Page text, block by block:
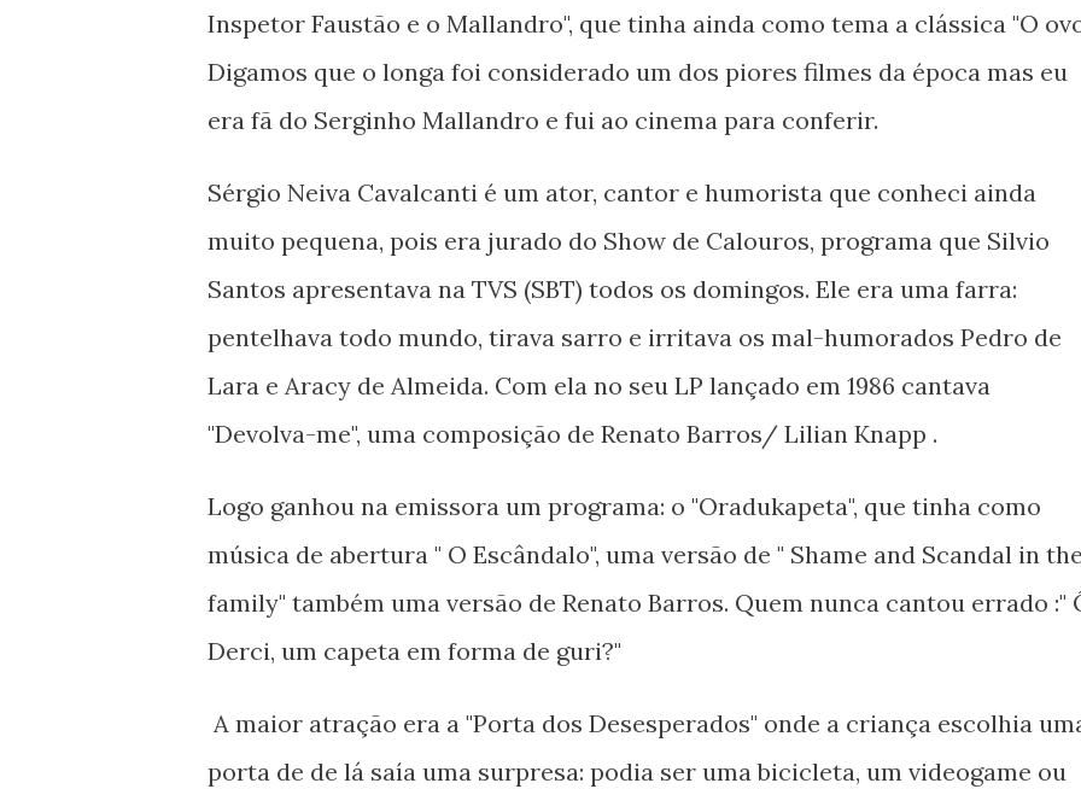
Inspetor Faustão e o Mallandro", que tinha ainda como tema a clássica "O
Digamos que o longa foi considerado um dos piores filmes da época mas eu
era fã do Serginho Mallandro e fui ao cinema para conferir.
Sérgio Neiva Cavalcanti é um ator, cantor e humorista que conheci ainda
muito pequena, pois era jurado do Show de Calouros, programa que Silvio
Santos apresentava na TVS (SBT) todos os domingos. Ele era uma farra:
pentelhava todo mundo, tirava sarro e irritava os mal-humorados Pedro de
Lara e Aracy de Almeida. Com ela no seu LP lançado em 1986 cantava
"Devolva-me", uma composição de Renato Barros/ Lilian Knapp .
Logo ganhou na emissora um programa: o "Oradukapeta", que tinha como
música de abertura " O Escândalo", uma versão de " Shame and Scandal in
family" também uma versão de Renato Barros. Quem nunca cantou errado :"
Derci, um capeta em forma de guri?"
A maior atração era a "Porta dos Desesperados" onde a criança escolhia
porta de de lá saía uma surpresa: podia ser uma bicicleta, um videogame ou